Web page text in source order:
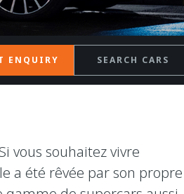
ENQUIRY SEARCH CARS
vous souhaitez vivre
a été rêvée par son propre